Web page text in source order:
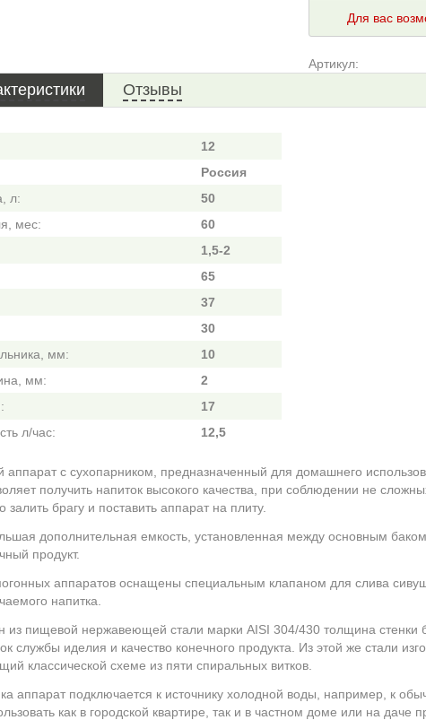
Для вас
Артикул:
Отзывы
12
Россия
л:
50
мес:
60
1,5-2
65
37
30
мм:
10
мм:
2
17
л/час:
12,5
аппарат с сухопарником, предназначенный для домашнего
получить напиток высокого качества, при соблюдении не
залить брагу и поставить аппарат на плиту.
дополнительная емкость, установленная между основным
продукт.
аппаратов оснащены специальным клапаном для слива
напитка.
из пищевой нержавеющей стали марки AISI 304/430 толщина стенки
службы иделия и качество конечного продукта. Из этой же стали
классической схеме из пяти спиральных витков.
аппарат подключается к источнику холодной воды, например, к
как в городской квартире, так и в частном доме или на даче